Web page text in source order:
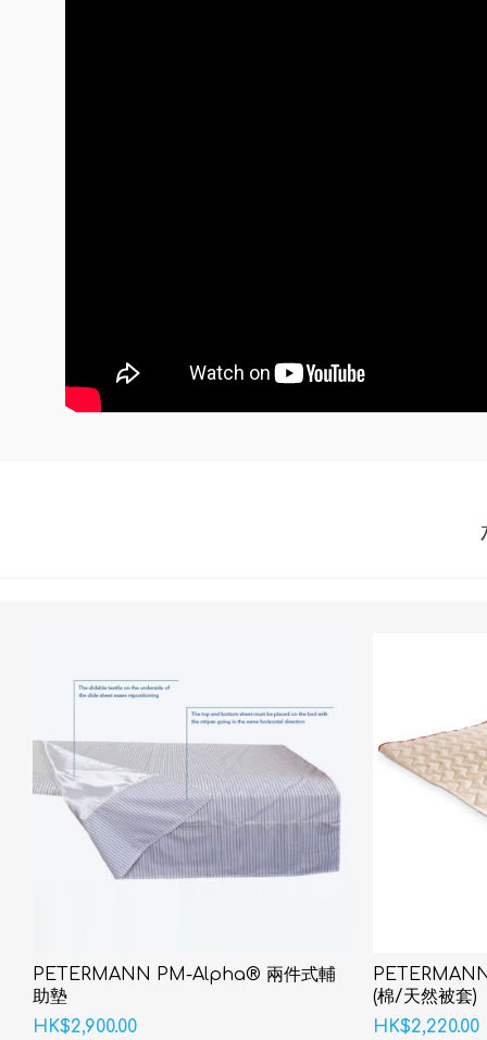
PETERMANN PM-Alpha® 兩件式輔
助墊
HK$2,900.00
(棉/天然被套)
HK$2,220.00